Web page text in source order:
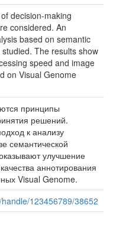
decision-making
considered. An
based on semantic
The results show
speed and image
on Visual Genome
принципы
решений.
к анализу
семантической
улучшение
аннотирования
Visual Genome.
123456789/38652